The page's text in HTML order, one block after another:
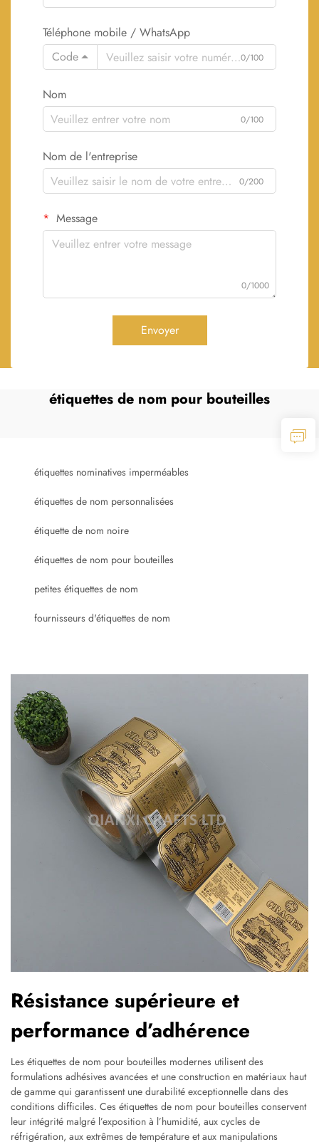
Téléphone mobile / WhatsApp
Code
0/100
Nom
0/100
Nom de l'entreprise
0/200
Message
0/1000
Envoyer
étiquettes de nom pour bouteilles
étiquettes nominatives imperméables
étiquettes de nom personnalisées
étiquette de nom noire
étiquettes de nom pour bouteilles
petites étiquettes de nom
fournisseurs d'étiquettes de nom
Résistance supérieure et
performance d’adhérence
Les étiquettes de nom pour bouteilles modernes utilisent des
formulations adhésives avancées et une construction en matériaux haut
de gamme qui garantissent une durabilité exceptionnelle dans des
conditions difficiles. Ces étiquettes de nom pour bouteilles conservent
leur intégrité malgré l’exposition à l’humidité, aux cycles de
réfrigération, aux extrêmes de température et aux manipulations